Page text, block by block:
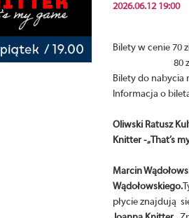
2026.06.12 19:00
Bilety w cenie 70
80
Bilety do nabycia
Informacja o
Oliwski Ratusz
Knitter - „That’s
Marcin
Wądołowskiego.
płycie znajdują